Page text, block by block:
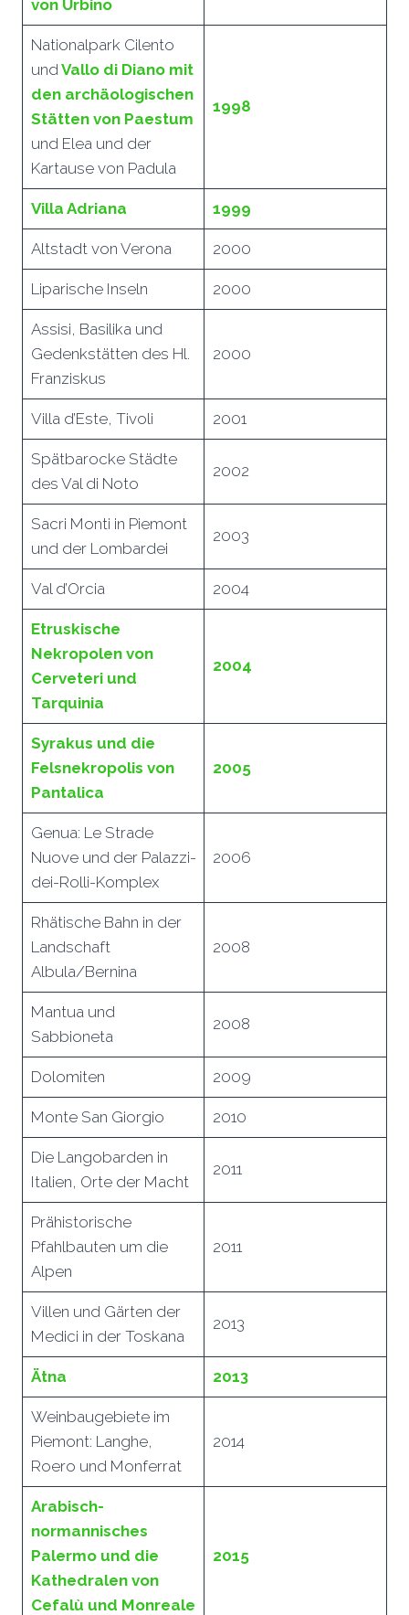
von Urbino
Nationalpark Cilento
undVallo di Diano mit
den archäologischen
Stätten von Paestum
und Elea und der
Kartause von Padula
1998
Villa Adriana 1999
Altstadt von Verona 2000
Liparische Inseln 2000
Assisi, Basilika und
Gedenkstätten des Hl.
Franziskus
2000
Villa d’Este, Tivoli 2001
Spätbarocke Städte
des Val di Noto
2002
Sacri Monti in Piemont
und der Lombardei
2003
Val d’Orcia 2004
Etruskische
Nekropolen von
Cerveteri und
Tarquinia
2004
Syrakus und die
Felsnekropolis von
Pantalica
2005
Genua: Le Strade
Nuove und der Palazzi-
dei-Rolli-Komplex
2006
Rhätische Bahn in der
Landschaft
Albula/Bernina
2008
Mantua und
Sabbioneta
2008
Dolomiten 2009
Monte San Giorgio 2010
Die Langobarden in
Italien, Orte der Macht
2011
Prähistorische
Pfahlbauten um die
Alpen
2011
Villen und Gärten der
Medici in der Toskana
2013
Ätna 2013
Weinbaugebiete im
Piemont: Langhe,
Roero und Monferrat
2014
Arabisch-
normannisches
Palermo und die
Kathedralen von
Cefalù und Monreale
2015